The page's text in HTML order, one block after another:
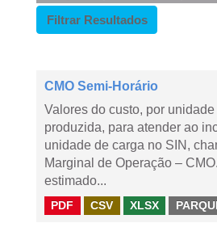
Filtrar Resultados
CMO Semi-Horário
Valores do custo, por
produzida, para atender ao
unidade de carga no SIN,
Marginal de Operação –
estimado...
PDF CSV XLSX